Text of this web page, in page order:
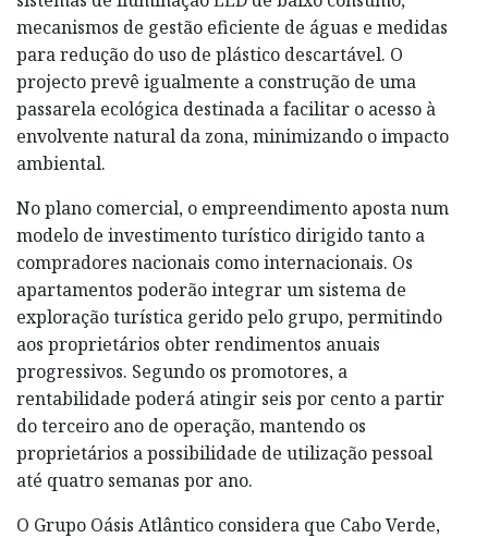
mecanismos de gestão eficiente de águas e medidas
para redução do uso de plástico descartável. O
projecto prevê igualmente a construção de uma
passarela ecológica destinada a facilitar o acesso à
envolvente natural da zona, minimizando o impacto
ambiental.
No plano comercial, o empreendimento aposta num
modelo de investimento turístico dirigido tanto a
compradores nacionais como internacionais. Os
apartamentos poderão integrar um sistema de
exploração turística gerido pelo grupo, permitindo
aos proprietários obter rendimentos anuais
progressivos. Segundo os promotores, a
rentabilidade poderá atingir seis por cento a partir
do terceiro ano de operação, mantendo os
proprietários a possibilidade de utilização pessoal
até quatro semanas por ano.
O Grupo Oásis Atlântico considera que Cabo Verde,